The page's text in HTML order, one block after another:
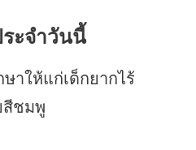
ะจำวันนี้
ให้แก่เด็กยากไร้
ชมพู